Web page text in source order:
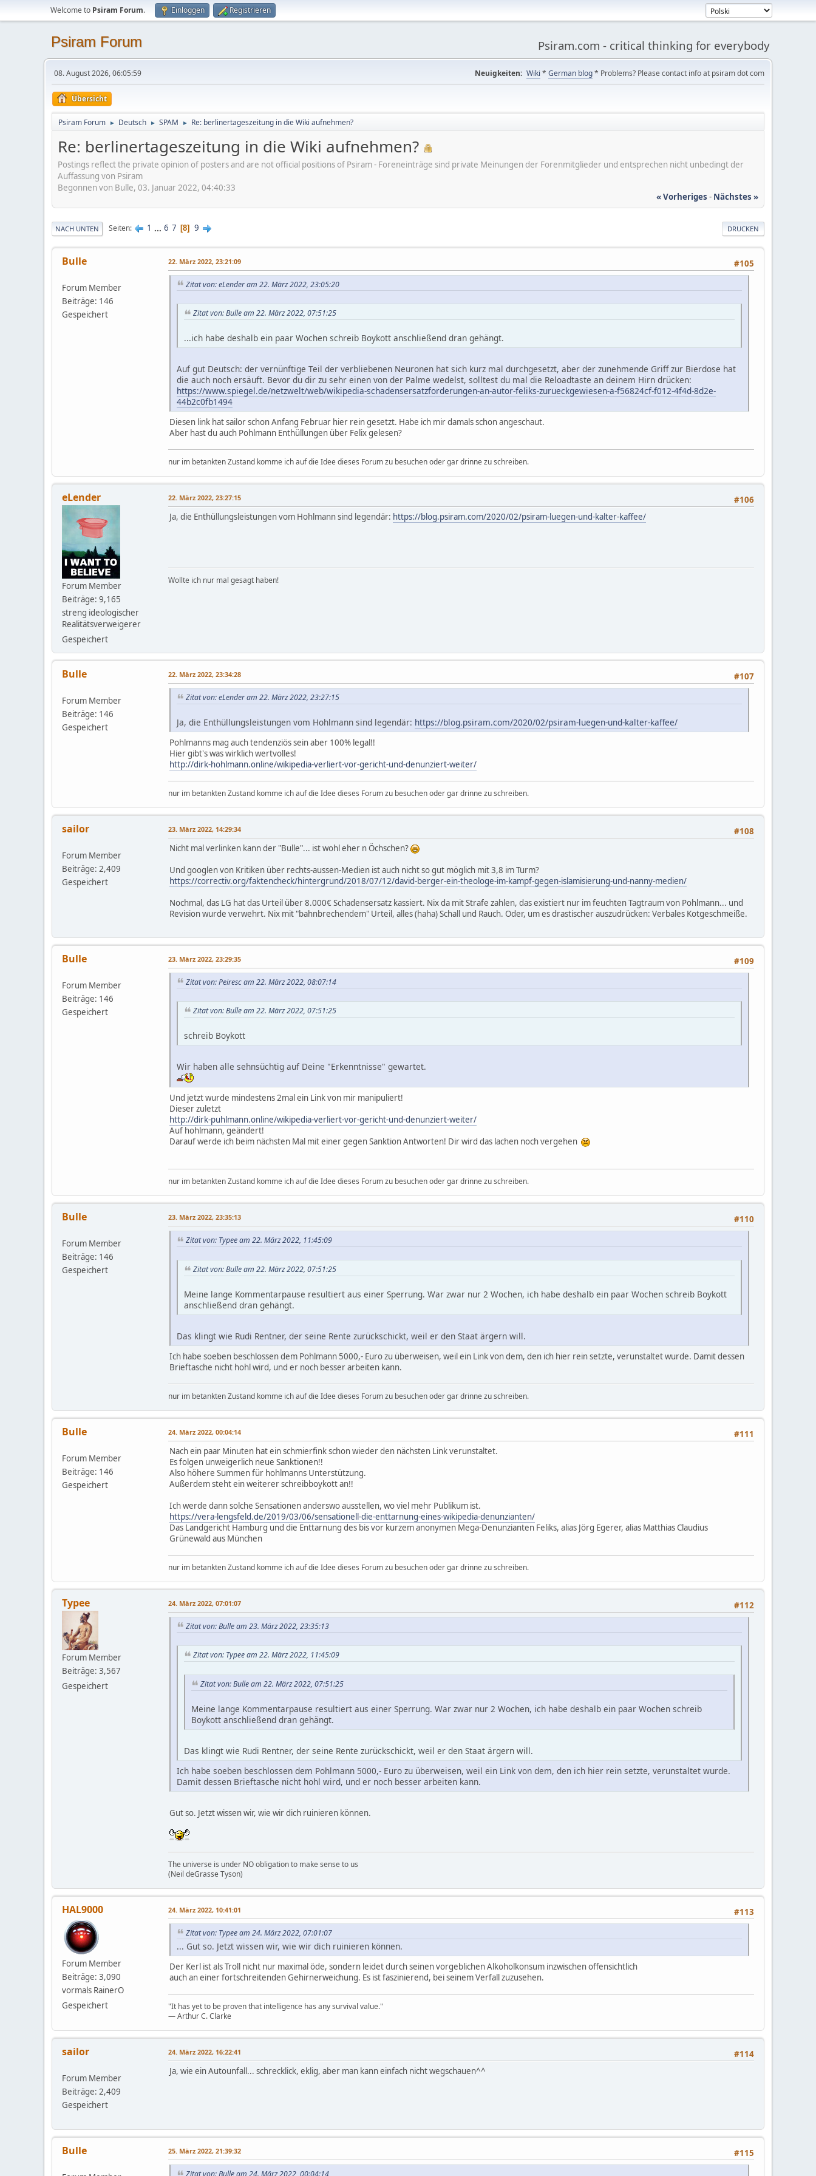
Welcome to Psiram Forum. Einloggen Registrieren
Psiram Forum Psiram.com - critical thinking for everybody
08. August 2026, 06:05:59 Neuigkeiten: Wiki * German blog* Problems? Please contact info at psiram dot com
Übersicht
Psiram Forum ► Deutsch ► SPAM ► Re: berlinertageszeitung in die Wiki aufnehmen?
Re: berlinertageszeitung in die Wiki aufnehmen?
Postings reflect the private opinion of posters and are not official positions of Psiram - Foreneinträge sind private Meinungen der Forenmitglieder und entsprechen nicht unbedingt der
Auffassung von Psiram
Begonnen von Bulle, 03. Januar 2022, 04:40:33
« Vorheriges - Nächstes »
DRUCKEN
NACH UNTEN Seiten 1 ... 6 7 8 9
Bulle
Forum Member
Beiträge: 146
Gespeichert
#105
22. März 2022, 23:21:09
Zitat von: eLender am 22. März 2022, 23:05:20
Zitat von: Bulle am 22. März 2022, 07:51:25
...ich habe deshalb ein paar Wochen schreib Boykott anschließend dran gehängt.
Auf gut Deutsch: der vernünftige Teil der verbliebenen Neuronen hat sich kurz mal durchgesetzt, aber der zunehmende Griff zur Bierdose hat
die auch noch ersäuft. Bevor du dir zu sehr einen von der Palme wedelst, solltest du mal die Reloadtaste an deinem Hirn drücken:
https://www.spiegel.de/netzwelt/web/wikipedia-schadensersatzforderungen-an-autor-feliks-zurueckgewiesen-a-f56824cf-f012-4f4d-8d2e-
44b2c0fb1494
Diesen link hat sailor schon Anfang Februar hier rein gesetzt. Habe ich mir damals schon angeschaut.
Aber hast du auch Pohlmann Enthüllungen über Felix gelesen?
nur im betankten Zustand komme ich auf die Idee dieses Forum zu besuchen oder gar drinne zu schreiben.
eLender
Forum Member
Beiträge: 9,165
streng ideologischer
Realitätsverweigerer
Gespeichert
#106
22. März 2022, 23:27:15
Ja, die Enthüllungsleistungen vom Hohlmann sind legendär: https://blog.psiram.com/2020/02/psiram-luegen-und-kalter-kaffee/
Wollte ich nur mal gesagt haben!
Bulle
Forum Member
Beiträge: 146
Gespeichert
#107
22. März 2022, 23:34:28
Zitat von: eLender am 22. März 2022, 23:27:15
Ja, die Enthüllungsleistungen vom Hohlmann sind legendär: https://blog.psiram.com/2020/02/psiram-luegen-und-kalter-kaffee/
Pohlmanns mag auch tendenziös sein aber 100% legal!!
Hier gibt's was wirklich wertvolles!
http://dirk-hohlmann.online/wikipedia-verliert-vor-gericht-und-denunziert-weiter/
nur im betankten Zustand komme ich auf die Idee dieses Forum zu besuchen oder gar drinne zu schreiben.
sailor
Forum Member
Beiträge: 2,409
Gespeichert
#108
23. März 2022, 14:29:34
Nicht mal verlinken kann der "Bulle"... ist wohl eher n Öchschen?
Und googlen von Kritiken über rechts-aussen-Medien ist auch nicht so gut möglich mit 3,8 im Turm?
https://correctiv.org/faktencheck/hintergrund/2018/07/12/david-berger-ein-theologe-im-kampf-gegen-islamisierung-und-nanny-medien/
Nochmal, das LG hat das Urteil über 8.000€ Schadensersatz kassiert. Nix da mit Strafe zahlen, das existiert nur im feuchten Tagtraum von Pohlmann... und
Revision wurde verwehrt. Nix mit "bahnbrechendem" Urteil, alles (haha) Schall und Rauch. Oder, um es drastischer auszudrücken: Verbales Kotgeschmeiße.
Bulle
Forum Member
Beiträge: 146
Gespeichert
#109
23. März 2022, 23:29:35
Zitat von: Peiresc am 22. März 2022, 08:07:14
Zitat von: Bulle am 22. März 2022, 07:51:25
schreib Boykott
Wir haben alle sehnsüchtig auf Deine "Erkenntnisse" gewartet.
Und jetzt wurde mindestens 2mal ein Link von mir manipuliert!
Dieser zuletzt
http://dirk-puhlmann.online/wikipedia-verliert-vor-gericht-und-denunziert-weiter/
Auf hohlmann, geändert!
Darauf werde ich beim nächsten Mal mit einer gegen Sanktion Antworten! Dir wird das lachen noch vergehen
nur im betankten Zustand komme ich auf die Idee dieses Forum zu besuchen oder gar drinne zu schreiben.
Bulle
Forum Member
Beiträge: 146
Gespeichert
#110
23. März 2022, 23:35:13
Zitat von: Typee am 22. März 2022, 11:45:09
Zitat von: Bulle am 22. März 2022, 07:51:25
Meine lange Kommentarpause resultiert aus einer Sperrung. War zwar nur 2 Wochen, ich habe deshalb ein paar Wochen schreib Boykott
anschließend dran gehängt.
Das klingt wie Rudi Rentner, der seine Rente zurückschickt, weil er den Staat ärgern will.
Ich habe soeben beschlossen dem Pohlmann 5000,- Euro zu überweisen, weil ein Link von dem, den ich hier rein setzte, verunstaltet wurde. Damit dessen
Brieftasche nicht hohl wird, und er noch besser arbeiten kann.
nur im betankten Zustand komme ich auf die Idee dieses Forum zu besuchen oder gar drinne zu schreiben.
Bulle
Forum Member
Beiträge: 146
Gespeichert
#111
24. März 2022, 00:04:14
Nach ein paar Minuten hat ein schmierfink schon wieder den nächsten Link verunstaltet.
Es folgen unweigerlich neue Sanktionen!!
Also höhere Summen für hohlmanns Unterstützung.
Außerdem steht ein weiterer schreibboykott an!!
Ich werde dann solche Sensationen anderswo ausstellen, wo viel mehr Publikum ist.
https://vera-lengsfeld.de/2019/03/06/sensationell-die-enttarnung-eines-wikipedia-denunzianten/
Das Landgericht Hamburg und die Enttarnung des bis vor kurzem anonymen Mega-Denunzianten Feliks, alias Jörg Egerer, alias Matthias Claudius
Grünewald aus München
nur im betankten Zustand komme ich auf die Idee dieses Forum zu besuchen oder gar drinne zu schreiben.
Typee
Forum Member
Beiträge: 3,567
Gespeichert
#112
24. März 2022, 07:01:07
Zitat von: Bulle am 23. März 2022, 23:35:13
Zitat von: Typee am 22. März 2022, 11:45:09
Zitat von: Bulle am 22. März 2022, 07:51:25
Meine lange Kommentarpause resultiert aus einer Sperrung. War zwar nur 2 Wochen, ich habe deshalb ein paar Wochen schreib
Boykott anschließend dran gehängt.
Das klingt wie Rudi Rentner, der seine Rente zurückschickt, weil er den Staat ärgern will.
Ich habe soeben beschlossen dem Pohlmann 5000,- Euro zu überweisen, weil ein Link von dem, den ich hier rein setzte, verunstaltet wurde.
Damit dessen Brieftasche nicht hohl wird, und er noch besser arbeiten kann.
Gut so. Jetzt wissen wir, wie wir dich ruinieren können.
The universe is under NO obligation to make sense to us
(Neil deGrasse Tyson)
HAL9000
Forum Member
Beiträge: 3,090
vormals RainerO
Gespeichert
#113
24. März 2022, 10:41:01
Zitat von: Typee am 24. März 2022, 07:01:07
... Gut so. Jetzt wissen wir, wie wir dich ruinieren können.
Der Kerl ist als Troll nicht nur maximal öde, sondern leidet durch seinen vorgeblichen Alkoholkonsum inzwischen offensichtlich
auch an einer fortschreitenden Gehirnerweichung. Es ist faszinierend, bei seinem Verfall zuzusehen.
"It has yet to be proven that intelligence has any survival value."
― Arthur C. Clarke
sailor
Forum Member
Beiträge: 2,409
Gespeichert
#114
24. März 2022, 16:22:41
Ja, wie ein Autounfall... schrecklick, eklig, aber man kann einfach nicht wegschauen^^
Bulle #115
25. März 2022, 21:39:32